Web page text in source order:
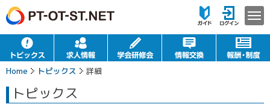
Home トピックス 詳細
トピックス